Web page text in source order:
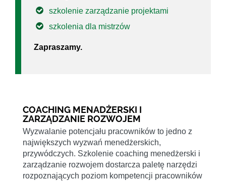
szkolenie zarządzanie projektami
szkolenia dla mistrzów
Zapraszamy.
COACHING MENADŻERSKI I
ZARZĄDZANIE ROZWOJEM
Wyzwalanie potencjału pracowników to jedno z
największych wyzwań menedżerskich,
przywódczych. Szkolenie coaching menedżerski i
zarządzanie rozwojem dostarcza paletę narzędzi
rozpoznających poziom kompetencji pracowników